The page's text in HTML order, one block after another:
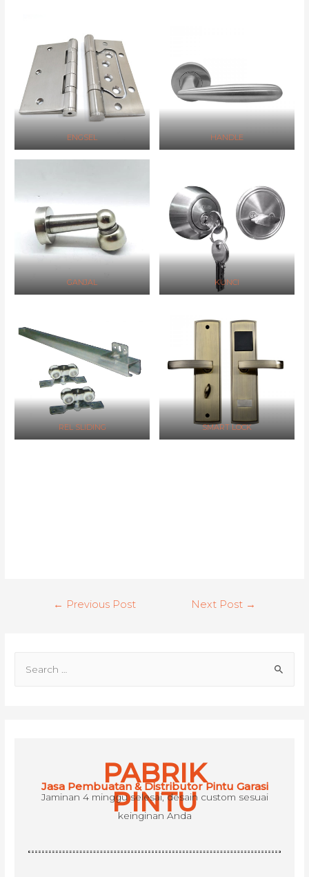
ENGSEL HANDLE
GANJAL KUNCI
REL SLIDING SMART LOCK
← Previous Post Next Post →
PABRIK
PINTU
Jasa Pembuatan & Distributor Pintu Garasi
Jaminan 4 minggu selesai, desain custom sesuai
keinginan Anda